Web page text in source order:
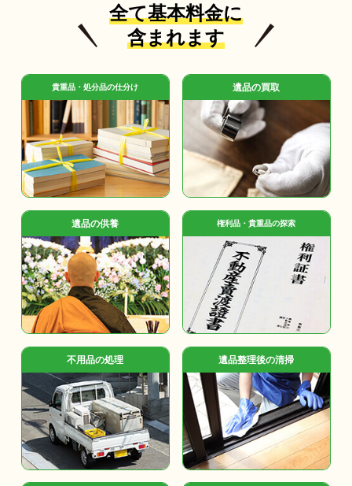
全て基本料金に
含まれます
貴重品・処分品の仕分け 遺品の買取
遺品の供養 権利品・貴重品の探索
不用品の処理 遺品整理後の清掃